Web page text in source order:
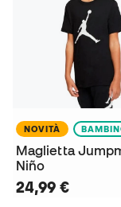
NOVITÀ
Maglietta
Niño
24,99 €